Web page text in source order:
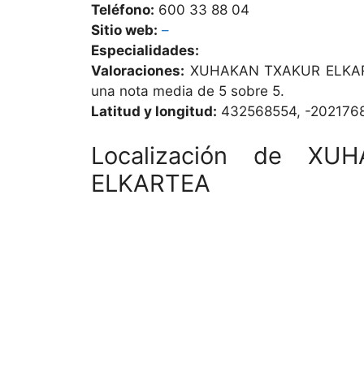
Teléfono: 600 33 88 04
Sitio web: –
Especialidades:
Valoraciones: XUHAKAN TXAKUR
una nota media de 5 sobre 5.
Latitud y longitud: 432568554, -
Localización de
ELKARTEA